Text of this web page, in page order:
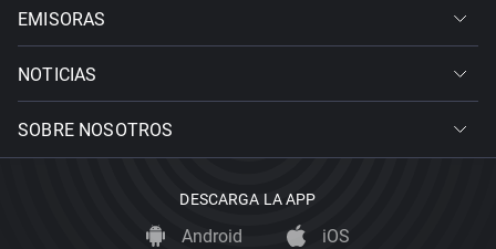
EMISORAS
NOTICIAS
SOBRE NOSOTROS
DESCARGA LA APP
Android iOS